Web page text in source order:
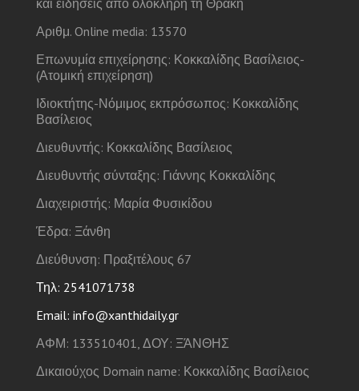
και ειδήσεις από ολόκληρη τη Θράκη
Αριθμ. Online media: 13570
Επωνυμία επιχείρησης: Κοκκαλίδης Βασίλειος-
(Ατομική επιχείρηση)
Ιδιοκτήτης-Νόμιμος εκπρόσωπος: Κοκκαλίδης
Βασίλειος
Διευθυντής: Κοκκαλίδης Βασίλειος
Διευθυντής σύνταξης: Γιάννης Κοκκαλίδης
Διαχειριστής: Μαρία Φυσικίδου
Έδρα: Ξάνθη
Διεύθυνση: Πραξιτέλους 67
Τηλ: 2541071738
Email: info@xanthidaily.gr
ΑΦΜ: 133510401, ΔΟΥ: ΞΆΝΘΗΣ
Δικαιούχος Domain name: Κοκκαλίδης Βασίλειος